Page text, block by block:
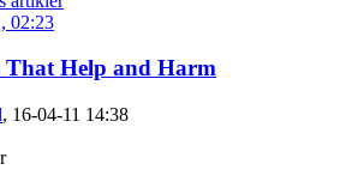
02:23
That Help and Harm
, 16-04-11 14:38